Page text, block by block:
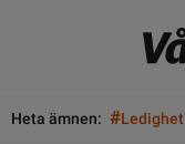
Heta ämnen: #Ledighet